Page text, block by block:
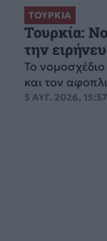
ΤΟΥΡΚΙΑ
Τουρκία:
την
Το
και τον
5 ΑΥΓ. 2026, 15:57